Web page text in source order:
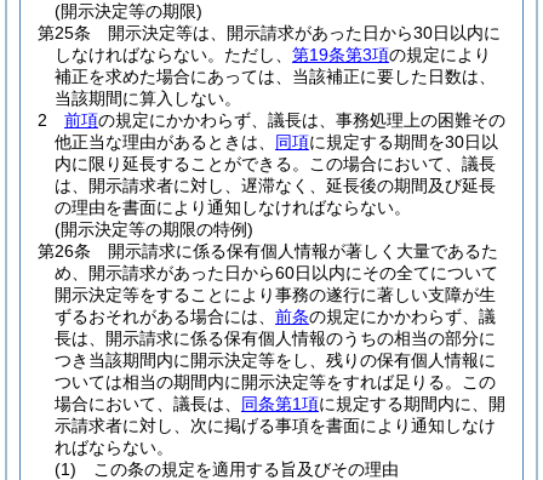
(開示決定等の期限)
第25条
開示決定等は、開示請求があった日から30日以内に
しなければならない。 ただし、 第19条第3項の規定により
補正を求めた場合にあっては、当該補正に要した日数は、
当該期間に算入しない。
2
前項の規定にかかわらず、議長は、事務処理上の困難その
他正当な理由があるときは、 同項に規定する期間を30日以
内に限り延長することができる。
この場合において、議長
は、開示請求者に対し、遅滞なく、延長後の期間及び延長
の理由を書面により通知しなければならない。
(開示決定等の期限の特例)
第26条
開示請求に係る保有個人情報が著しく大量であるた
め、開示請求があった日から60日以内にその全てについて
開示決定等をすることにより事務の遂行に著しい支障が生
ずるおそれがある場合には、 前条の規定にかかわらず、議
長は、開示請求に係る保有個人情報のうちの相当の部分に
つき当該期間内に開示決定等をし、残りの保有個人情報に
ついては相当の期間内に開示決定等をすれば足りる。
この
場合において、議長は、 同条第1項に規定する期間内に、開
示請求者に対し、次に掲げる事項を書面により通知しなけ
ればならない。
(1)
この条の規定を適用する旨及びその理由